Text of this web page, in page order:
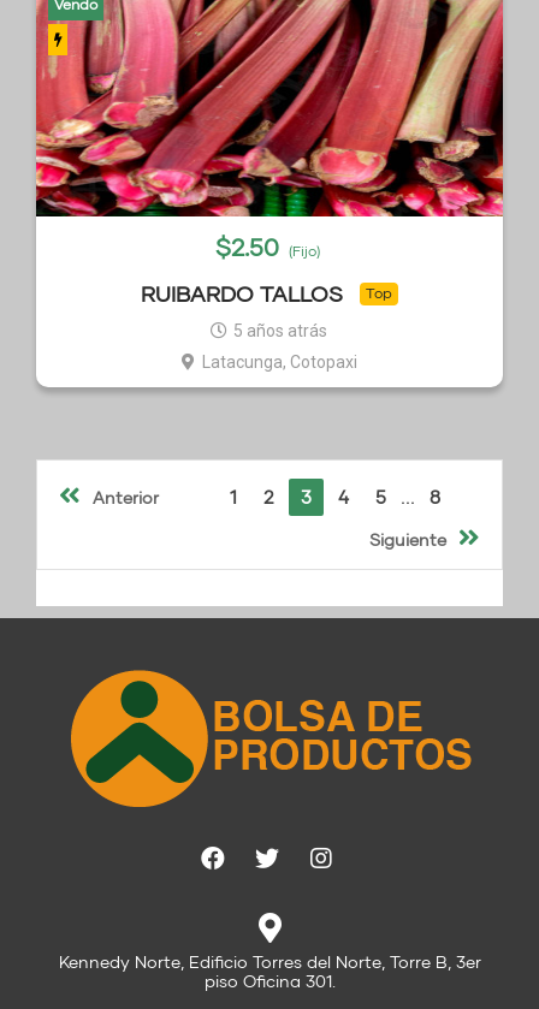
Vendo
$2.50 (Fijo)
RUIBARDO TALLOS Top
5 años atrás
Latacunga, Cotopaxi
Anterior 1 2 3 4 5 ... 8
Siguiente
Kennedy Norte, Edificio Torres del Norte, Torre B, 3er
piso Oficina 301.